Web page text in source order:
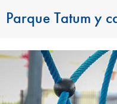
Parque Tatum y